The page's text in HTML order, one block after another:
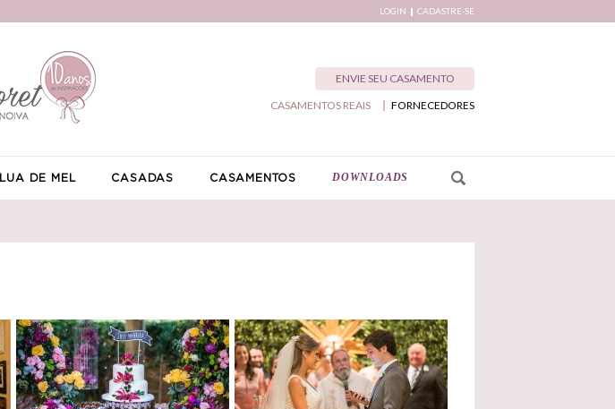
LOGIN CADASTRE-SE
ENVIE SEU CASAMENTO
FORNECEDORES
CASAMENTOS REAIS
LUA DE MEL CASADAS CASAMENTOS DOWNLOADS